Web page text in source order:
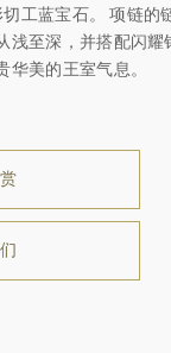
工蓝宝石。 项链的
浅至深，并搭配闪
美的王室气息。